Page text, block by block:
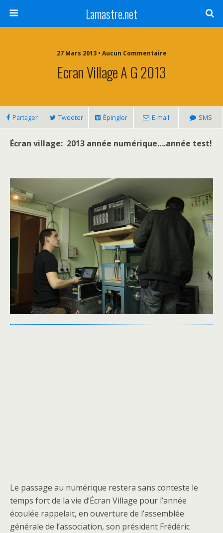
Lamastre.net
27 Mars 2013 • Aucun Commentaire
Ecran Village A G 2013
Partager Tweeter Épingler E-mail SMS
Écran village: 2013 année numérique….année test!
Le passage au numérique restera sans conteste le
temps fort de la vie d’Écran Village pour l’année
écoulée rappelait, en ouverture de l’assemblée
générale de l’association, son président Frédéric